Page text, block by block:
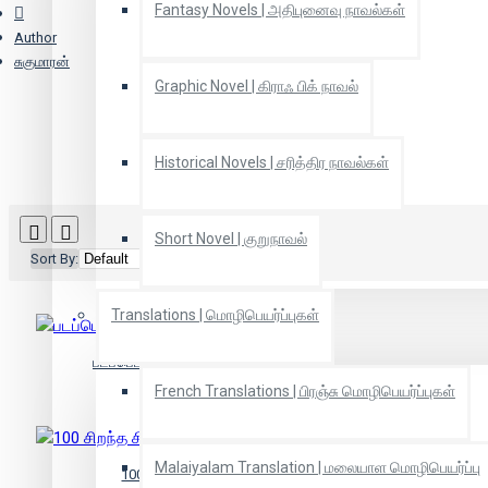
Fantasy Novels | அதிபுனைவு நாவல்கள்
Graphic Novel | கிராஃ பிக் நாவல்
Historical Novels | சரித்திர நாவல்கள்
Short Novel | குறுநாவல்
Translations | மொழிபெயர்ப்புகள்
French Translations | பிரஞ்சு மொழிபெயர்ப்புகள்
Malaiyalam Translation | மலையாள மொழிபெயர்ப்பு
Author
சுகுமாரன்
Sort By:
படப்பெட்டி - ரித்விக் கட்டக் சிறப்பிதழ்
100 சிறந்த சிறார் கதைகள்